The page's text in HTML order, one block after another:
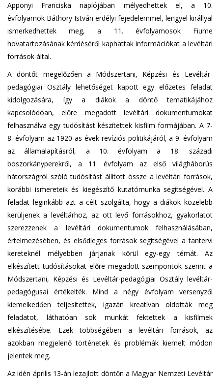
Apponyi Franciska naplójában mélyedhettek el, a 10.
évfolyamok Báthory István erdélyi fejedelemmel, lengyel királlyal
ismerkedhettek meg, a 11. évfolyamosok Fiume
hovatartozásának kérdéséről kaphattak információkat a levéltári
források által.
A döntőt megelőzően a Módszertani, Képzési és Levéltár-
pedagógiai Osztály lehetőséget kapott egy előzetes feladat
kidolgozására, így a diákok a döntő tematikájához
kapcsolódóan, előre megadott levéltári dokumentumokat
felhasználva egy tudósítást készítettek kisfilm formájában. A 7-
8. évfolyam az 1920-as évek revíziós politikájáról, a 9. évfolyam
az államalapításról, a 10. évfolyam a 18. századi
boszorkányperekről, a 11. évfolyam az első világháborús
hátországról szóló tudósítást állított össze a levéltári források,
korábbi ismereteik és kiegészítő kutatómunka segítségével. A
feladat leginkább azt a célt szolgálta, hogy a diákok közelebb
kerüljenek a levéltárhoz, az ott levő forrásokhoz, gyakorlatot
szerezzenek a levéltári dokumentumok felhasználásában,
értelmezésében, és elsődleges források segítségével a tantervi
kereteknél mélyebben járjanak körül egy-egy témát. Az
elkészített tudósításokat előre megadott szempontok szerint a
Módszertani, Képzési és Levéltár-pedagógiai Osztály levéltár-
pedagógusai értékelték. Mind a négy évfolyam versenyzői
kiemelkedően teljesítettek, igazán kreatívan oldották meg
feladatot, láthatóan sok munkát fektettek a kisfilmek
elkészítésébe. Ezek többségében a levéltári források, az
azokban megjelenő történetek és problémák kiemelt módon
jelentek meg.
Az idén április 13-án lezajlott döntőn a Magyar Nemzeti Levéltár